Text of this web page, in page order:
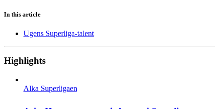
In this article
Ugens Superliga-talent
Highlights
Alka Superligaen